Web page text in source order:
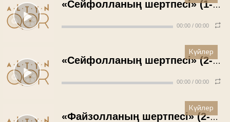
«Сейфолланың шертпесі» (1-ші тарау) - Файзолла Үрімізов (1970 жыл)
00:00 / 00:00
«Сейфолланың шертпесі» (2-ші тарау) - Файзолла Үрімізов (1970 жыл)
00:00 / 00:00
Күйлер
«Файзолланың шертпесі» (2-ші тарау) - Файзолла Үрімізов (1970 жыл)
Күйлер